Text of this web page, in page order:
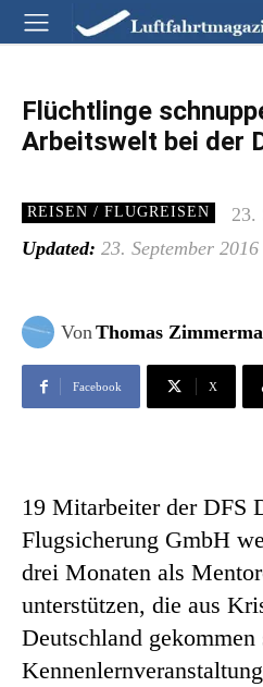
Flüchtlinge
Arbeitswelt bei der
REISEN / FLUGREISEN
23.
Updated: 23. September 2016
VonThomas
Facebook X
19 Mitarbeiter der DFS
Flugsicherung GmbH
drei Monaten als
unterstützen, die aus
Deutschland